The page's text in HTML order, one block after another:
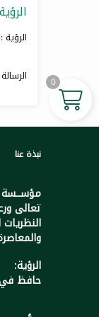
نبذة عنا
مؤســسة
تعالى
النظريات
الرؤية:
حافظ
0